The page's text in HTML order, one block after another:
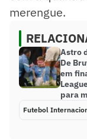
merengue.
Astro
De
em
para
Futebol